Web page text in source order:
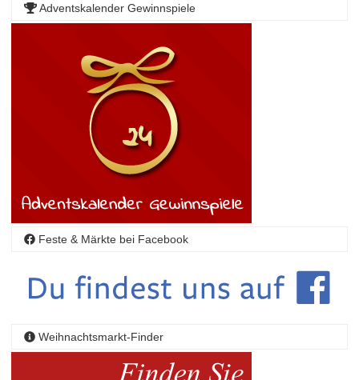
Adventskalender Gewinnspiele
Feste & Märkte bei Facebook
Weihnachtsmarkt-Finder